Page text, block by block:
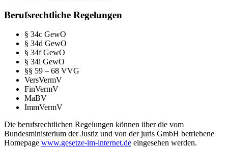
Berufsrechtliche Regelungen
§ 34c GewO
§ 34d GewO
§ 34f GewO
§ 34i GewO
§§ 59 – 68 VVG
VersVermV
FinVermV
MaBV
ImmVermV
Die berufsrechtlichen Regelungen können über die vom
Bundesministerium der Justiz und von der juris GmbH betriebene
Homepage www.gesetze-im-internet.de eingesehen werden.